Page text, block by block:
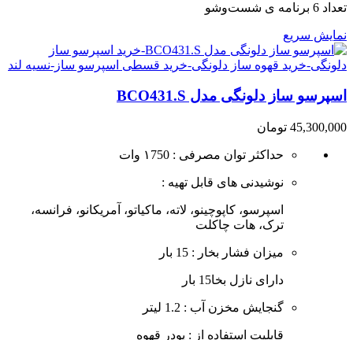
تعداد 6 برنامه ی شست‌وشو
نمایش سریع
اسپرسو ساز دلونگی مدل BCO431.S
45,300,000 تومان
حداکثر توان مصرفی : ۱750 وات
نوشیدنی های قابل تهیه :
اسپرسو، کاپوچینو، لاته، ماکیاتو، آمریکانو، فرانسه،
ترک، هات چاکلت
میزان فشار بخار : 15 بار
دارای نازل بخا15 بار
گنجایش مخزن آب : 1.2 لیتر
قابلیت استفاده از : پودر قهوه